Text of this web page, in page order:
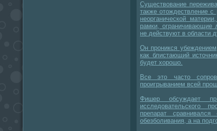
Существование
также отождествление
неорганической
рамки,
не действуют в области
Он проникся
как блистающий
будет хорошо.
Все это часто
проигрыванием всей
Фишер обсуждает
исследовательского
препарат
обезболивания, а на